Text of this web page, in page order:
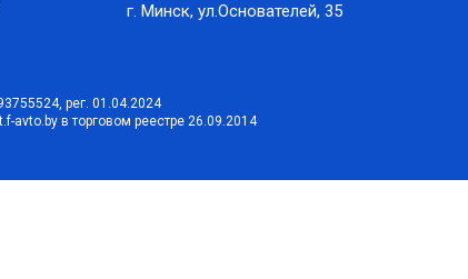
г. Минск, ул.Основателей, 35
рег. 01.04.2024
avto.by в торговом реестре 26.09.2014